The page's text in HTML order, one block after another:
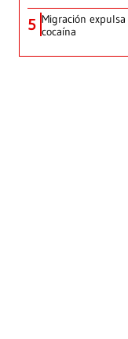
5 Migración
cocaína